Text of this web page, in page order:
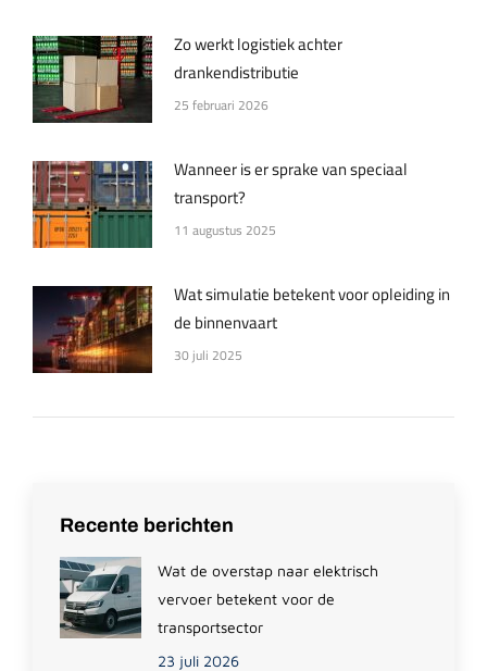
Zo werkt logistiek achter
drankendistributie
25 februari 2026
Wanneer is er sprake van speciaal
transport?
11 augustus 2025
Wat simulatie betekent voor opleiding in
de binnenvaart
30 juli 2025
Recente berichten
Wat de overstap naar elektrisch
vervoer betekent voor de
transportsector
23 juli 2026